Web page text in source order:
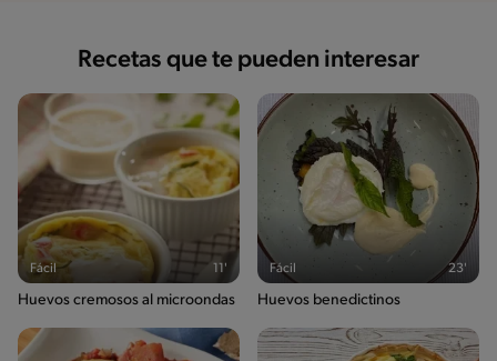
Recetas que te pueden interesar
Fácil 11'
Huevos cremosos al microondas
Fácil 23'
Huevos benedictinos